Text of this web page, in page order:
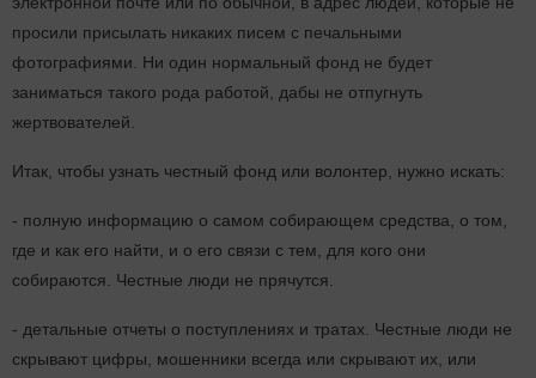
просили присылать никаких писем с печальными
фотографиями. Ни один нормальный фонд не будет
заниматься такого рода работой, дабы не отпугнуть
жертвователей.
Итак, чтобы узнать честный фонд или волонтер, нужно искать:
- полную информацию о самом собирающем средства, о том,
где и как его найти, и о его связи с тем, для кого они
собираются. Честные люди не прячутся.
- детальные отчеты о поступлениях и тратах. Честные люди не
скрывают цифры, мошенники всегда или скрывают их, или